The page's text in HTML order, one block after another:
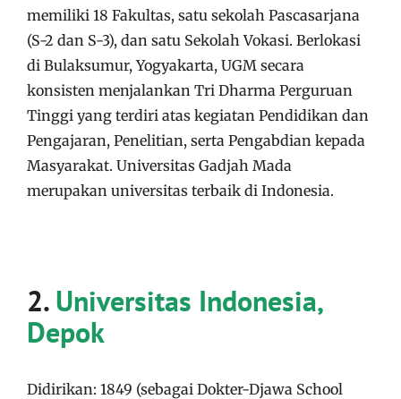
memiliki 18 Fakultas, satu sekolah Pascasarjana
(S-2 dan S-3), dan satu Sekolah Vokasi. Berlokasi
di Bulaksumur, Yogyakarta, UGM secara
konsisten menjalankan Tri Dharma Perguruan
Tinggi yang terdiri atas kegiatan Pendidikan dan
Pengajaran, Penelitian, serta Pengabdian kepada
Masyarakat. Universitas Gadjah Mada
merupakan universitas terbaik di Indonesia.
2.Universitas Indonesia,
Depok
Didirikan: 1849 (sebagai Dokter-Djawa School